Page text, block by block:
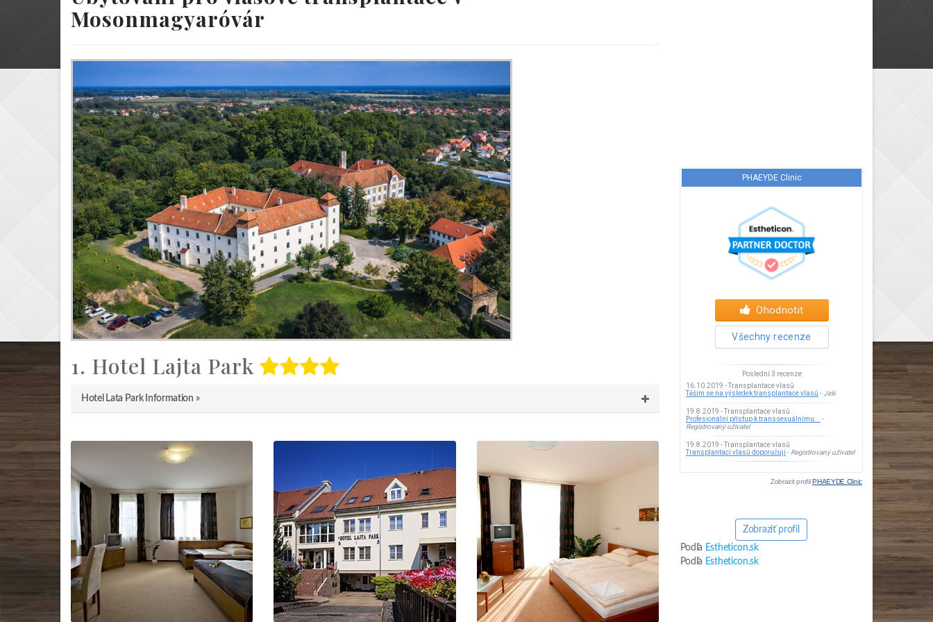
Mosonmagyaróvár
1. Hotel Lajta Park
Hotel Lata Park Information »
Zobrazit profilPHAEYDE Clinic
Zobraziť profil
Podľa Estheticon.sk
Podľa Estheticon.sk